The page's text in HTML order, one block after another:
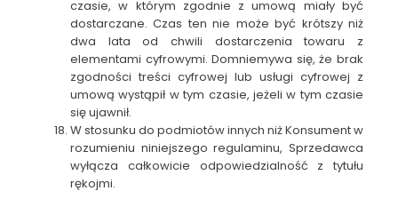
czasie, w którym zgodnie z umową miały być
dostarczane. Czas ten nie może być krótszy niż
dwa lata od chwili dostarczenia towaru z
elementami cyfrowymi. Domniemywa się, że brak
zgodności treści cyfrowej lub usługi cyfrowej z
umową wystąpił w tym czasie, jeżeli w tym czasie
się ujawnił.
W stosunku do podmiotów innych niż Konsument w
rozumieniu niniejszego regulaminu, Sprzedawca
wyłącza całkowicie odpowiedzialność z tytułu
rękojmi.